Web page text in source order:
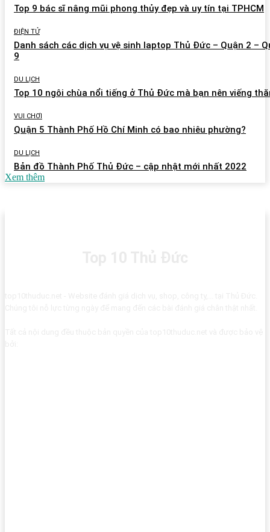
Top 9 bác sĩ nâng mũi phong thủy đẹp và uy tín tại TPHCM
ĐIỆN TỬ
Danh sách các dịch vụ vệ sinh laptop Thủ Đức – Quận 2 –
9
DU LỊCH
Top 10 ngôi chùa nổi tiếng ở Thủ Đức mà bạn nên viếng
VUI CHƠI
Quận 5 Thành Phố Hồ Chí Minh có bao nhiêu phường?
DU LỊCH
Bản đồ Thành Phố Thủ Đức – cập nhật mới nhất 2022
Xem thêm